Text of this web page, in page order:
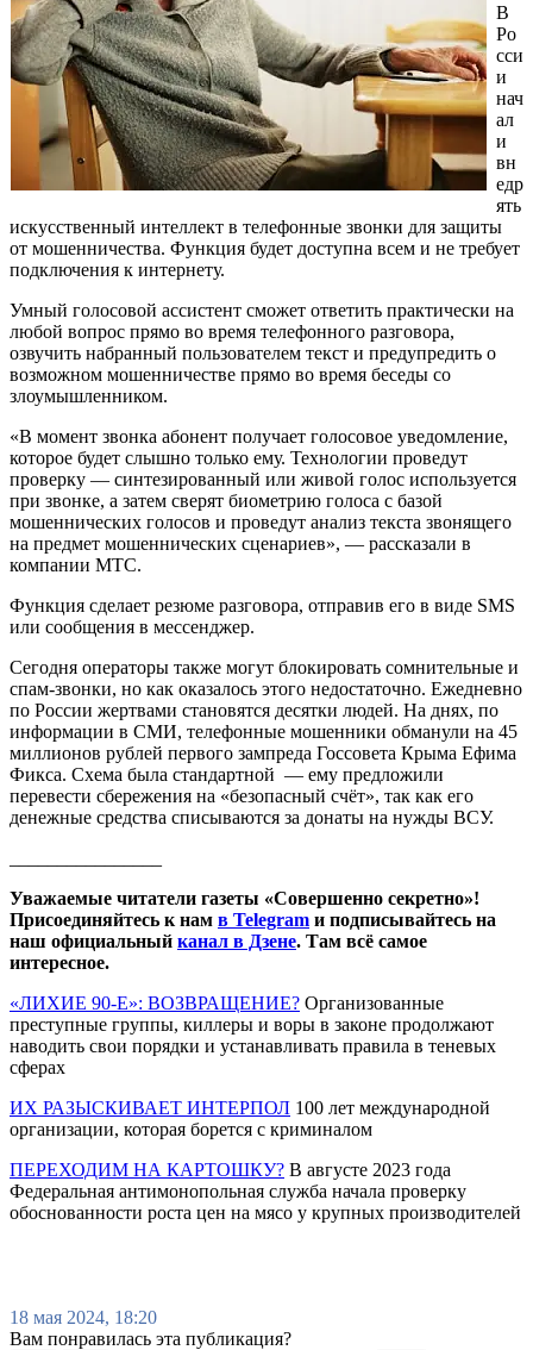
В
Ро
сси
и
нач
ал
и
вн
едр
ять
искусственный интеллект в телефонные звонки для защиты
от мошенничества. Функция будет доступна всем и не требует
подключения к интернету.
Умный голосовой ассистент сможет ответить практически на
любой вопрос прямо во время телефонного разговора,
озвучить набранный пользователем текст и предупредить о
возможном мошенничестве прямо во время беседы со
злоумышленником.
«В момент звонка абонент получает голосовое уведомление,
которое будет слышно только ему. Технологии проведут
проверку — синтезированный или живой голос используется
при звонке, а затем сверят биометрию голоса с базой
мошеннических голосов и проведут анализ текста звонящего
на предмет мошеннических сценариев», — рассказали в
компании МТС.
Функция сделает резюме разговора, отправив его в виде SMS
или сообщения в мессенджер.
Сегодня операторы также могут блокировать сомнительные и
спам-звонки, но как оказалось этого недостаточно. Ежедневно
по России жертвами становятся десятки людей. На днях, по
информации в СМИ, телефонные мошенники обманули на 45
миллионов рублей первого зампреда Госсовета Крыма Ефима
Фикса. Схема была стандартной — ему предложили
перевести сбережения на «безопасный счёт», так как его
денежные средства списываются за донаты на нужды ВСУ.
Уважаемые читатели газеты «Совершенно секретно»!
Присоединяйтесь к нам в Telegram и подписывайтесь на
наш официальный канал в Дзене. Там всё самое
интересное.
«ЛИХИЕ 90-Е»: ВОЗВРАЩЕНИЕ? Организованные
преступные группы, киллеры и воры в законе продолжают
наводить свои порядки и устанавливать правила в теневых
сферах
ИХ РАЗЫСКИВАЕТ ИНТЕРПОЛ 100 лет международной
организации, которая борется с криминалом
ПЕРЕХОДИМ НА КАРТОШКУ? В августе 2023 года
Федеральная антимонопольная служба начала проверку
обоснованности роста цен на мясо у крупных производителей
18 мая 2024, 18:20
Вам понравилась эта публикация?